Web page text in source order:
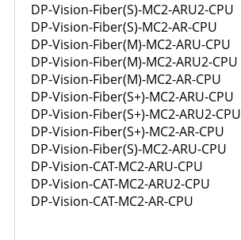
DP-Vision-Fiber(S)-MC2-ARU2-CPU
DP-Vision-Fiber(S)-MC2-AR-CPU
DP-Vision-Fiber(M)-MC2-ARU-CPU
DP-Vision-Fiber(M)-MC2-ARU2-CPU
DP-Vision-Fiber(M)-MC2-AR-CPU
DP-Vision-Fiber(S+)-MC2-ARU-CPU
DP-Vision-Fiber(S+)-MC2-ARU2-CPU
DP-Vision-Fiber(S+)-MC2-AR-CPU
DP-Vision-Fiber(S)-MC2-ARU-CPU
DP-Vision-CAT-MC2-ARU-CPU
DP-Vision-CAT-MC2-ARU2-CPU
DP-Vision-CAT-MC2-AR-CPU